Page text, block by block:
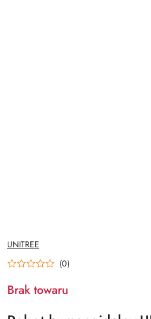
NAZWA
PRODUCENTA:
UNITREE
(0)
Brak towaru